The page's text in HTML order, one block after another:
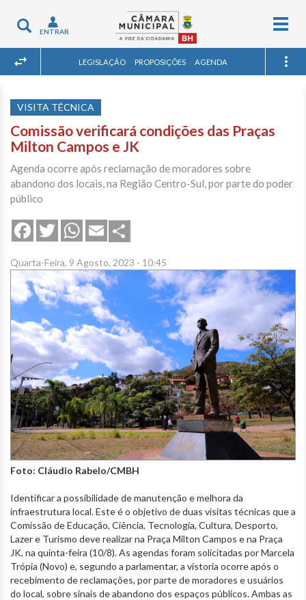
Toggle
navigation
ENTRAR
LEGISLAÇÃO PROPOSIÇÕES AGENDA
VISITA TÉCNICA
Comissão verificará condições das Praças
Milton Campos e JK
Agenda ocorre após reclamação de moradores sobre
abandono dos locais, na Região Centro-Sul, por parte do poder
público
FacebookTwitterWhatsApp
Email
Quarta-Feira, 9 Agosto, 2023 - 10:45
Foto: Cláudio Rabelo/CMBH
Identificar a possibilidade de manutenção e melhora da
infraestrutura local. Este é o objetivo de duas visitas técnicas que a
Comissão de Educação, Ciência, Tecnologia, Cultura, Desporto,
Lazer e Turismo deve realizar na Praça Milton Campos e na Praça
JK, na quinta-feira (10/8). As agendas foram solicitadas por Marcela
Trópia (Novo) e, segundo a parlamentar, a vistoria ocorre após o
recebimento de reclamações, por parte de moradores e usuários
do local, sobre sinais de abandono dos espaços públicos. Ambas as